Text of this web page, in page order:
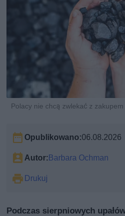
Polacy nie chcą zwlekać z
Opublikowano:06.08.2026
Autor:Barbara Ochman
Drukuj
Podczas sierpniowych